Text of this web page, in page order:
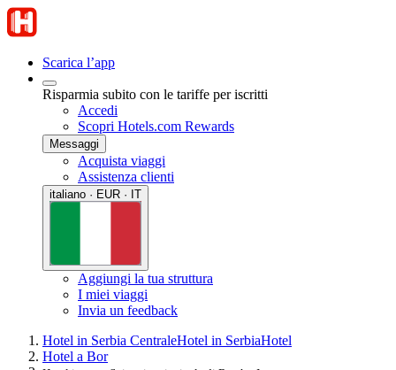
Scarica l’app
Risparmia subito con le tariffe per iscritti
Accedi
Scopri Hotels.com Rewards
Messaggi
Acquista viaggi
Assistenza clienti
italiano · EUR · IT
Aggiungi la tua struttura
I miei viaggi
Invia un feedback
Hotel in Serbia CentraleHotel in SerbiaHotel
Hotel a Bor